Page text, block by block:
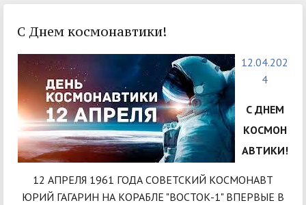
С Днем космонавтики!
12.04.202
4
С ДНЕМ
КОСМОН
АВТИКИ!
12 АПРЕЛЯ 1961 ГОДА СОВЕТСКИЙ КОСМОНАВТ
ЮРИЙ ГАГАРИН НА КОРАБЛЕ "ВОСТОК-1" ВПЕРВЫЕ В